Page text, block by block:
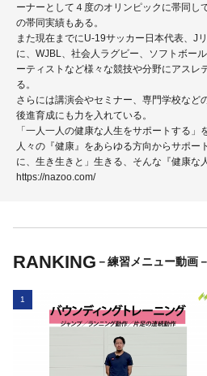
ーナーとして４度のオリンピックに帯同し
の帯同実績もある。
また現在までにU-19サッカー日本代表、J
に、WJBL、社会人ラグビー、ソフトボー
ーティストなど様々な競技や分野にアスレ
る。
さらには講演会やセミナー、専門学校など
後進育成にも力を入れている。
「一人一人の健康な人生をサポートする
人々の『健康』をあらゆる方向からサポー
に、生き生きと」生きる、そんな『健康な
https://nazoo.com/
RANKING －練習メニュー動画－
1